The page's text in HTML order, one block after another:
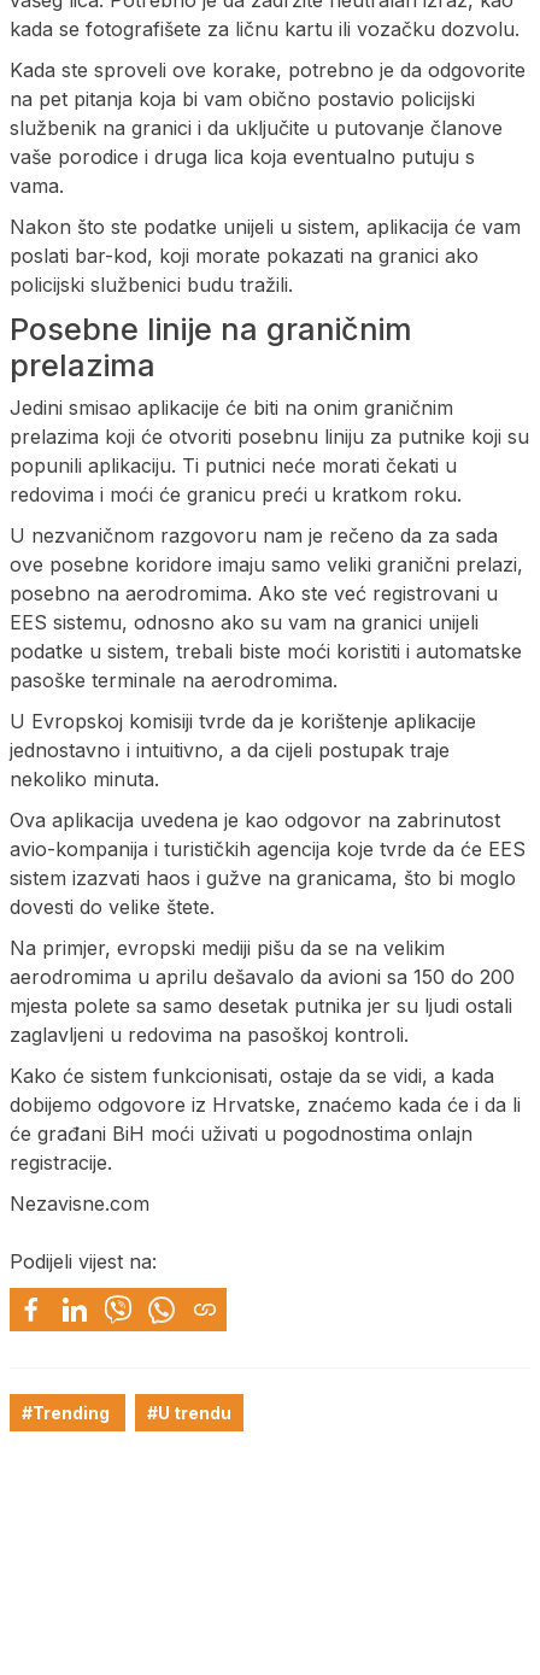
kada se fotografišete za ličnu kartu ili vozačku dozvolu.
Kada ste sproveli ove korake, potrebno je da odgovorite
na pet pitanja koja bi vam obično postavio policijski
službenik na granici i da uključite u putovanje članove
vaše porodice i druga lica koja eventualno putuju s
vama.
Nakon što ste podatke unijeli u sistem, aplikacija će vam
poslati bar-kod, koji morate pokazati na granici ako
policijski službenici budu tražili.
Posebne linije na graničnim
prelazima
Jedini smisao aplikacije će biti na onim graničnim
prelazima koji će otvoriti posebnu liniju za putnike koji su
popunili aplikaciju. Ti putnici neće morati čekati u
redovima i moći će granicu preći u kratkom roku.
U nezvaničnom razgovoru nam je rečeno da za sada
ove posebne koridore imaju samo veliki granični prelazi,
posebno na aerodromima. Ako ste već registrovani u
EES sistemu, odnosno ako su vam na granici unijeli
podatke u sistem, trebali biste moći koristiti i automatske
pasoške terminale na aerodromima.
U Evropskoj komisiji tvrde da je korištenje aplikacije
jednostavno i intuitivno, a da cijeli postupak traje
nekoliko minuta.
Ova aplikacija uvedena je kao odgovor na zabrinutost
avio-kompanija i turističkih agencija koje tvrde da će EES
sistem izazvati haos i gužve na granicama, što bi moglo
dovesti do velike štete.
Na primjer, evropski mediji pišu da se na velikim
aerodromima u aprilu dešavalo da avioni sa 150 do 200
mjesta polete sa samo desetak putnika jer su ljudi ostali
zaglavljeni u redovima na pasoškoj kontroli.
Kako će sistem funkcionisati, ostaje da se vidi, a kada
dobijemo odgovore iz Hrvatske, znaćemo kada će i da li
će građani BiH moći uživati u pogodnostima onlajn
registracije.
Nezavisne.com
Podijeli vijest na:
#Trending #U trendu